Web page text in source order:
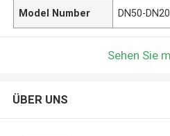
Model Number DN50-
Sehen Sie
ÜBER UNS